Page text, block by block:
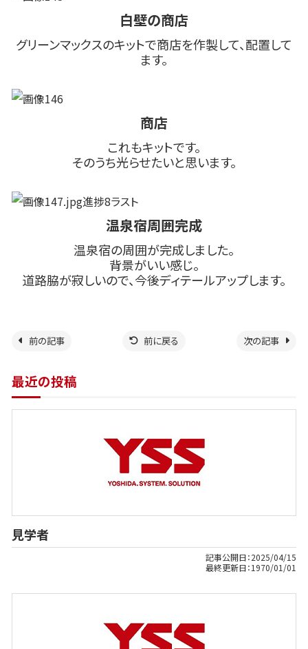
白壁の商店
グリーンマックスのキットで商店を作製して、配置して
ます。
商店
これもキットです。
そのうち光らせたいと思います。
温泉宿周囲完成
温泉宿の周囲が完成しました。
背景がいい感じ。
道路脇が寂しいので、今後ディテールアップします。
前の記事 前に戻る 次の記事
最近の投稿
見学者
記事公開日：2025/04/15
最終更新日：1970/01/01